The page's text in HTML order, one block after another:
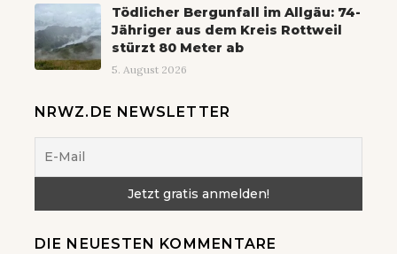
Tödlicher Bergunfall im Allgäu: 74-
Jähriger aus dem Kreis Rottweil
stürzt 80 Meter ab
5. August 2026
NRWZ.DE NEWSLETTER
DIE NEUESTEN KOMMENTARE